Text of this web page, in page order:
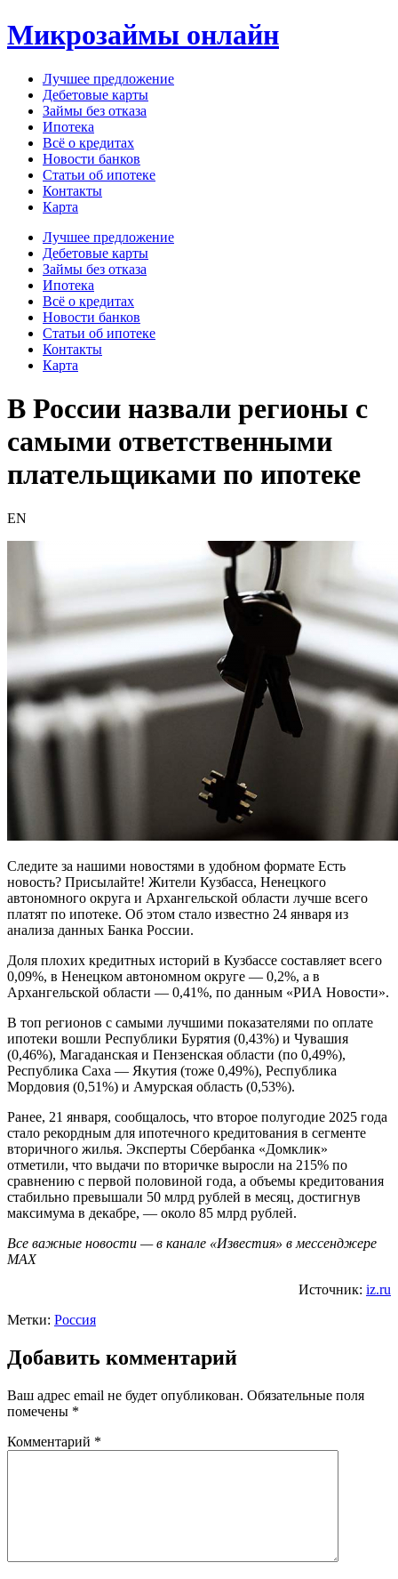
Перейти
к
Микрозаймы онлайн
Лучшее предложение
Дебетовые карты
Займы без отказа
Ипотека
Всё о кредитах
Новости банков
Статьи об ипотеке
Контакты
Карта
Меню Лучшее предложение
Дебетовые карты
Займы без отказа
Ипотека
Всё о кредитах
Новости банков
Статьи об ипотеке
Контакты
Карта
В России назвали регионы с
самыми ответственными
плательщиками по ипотеке
EN
Следите за нашими новостями в удобном формате Есть
новость? Присылайте! Жители Кузбасса, Ненецкого
автономного округа и Архангельской области лучше всего
платят по ипотеке. Об этом стало известно 24 января из
анализа данных Банка России.
Доля плохих кредитных историй в Кузбассе составляет всего
0,09%, в Ненецком автономном округе — 0,2%, а в
Архангельской области — 0,41%, по данным «РИА Новости».
В топ регионов с самыми лучшими показателями по оплате
ипотеки вошли Республики Бурятия (0,43%) и Чувашия
(0,46%), Магаданская и Пензенская области (по 0,49%),
Республика Саха — Якутия (тоже 0,49%), Республика
Мордовия (0,51%) и Амурская область (0,53%).
Ранее, 21 января, сообщалось, что второе полугодие 2025 года
стало рекордным для ипотечного кредитования в сегменте
вторичного жилья. Эксперты Сбербанка «Домклик»
отметили, что выдачи по вторичке выросли на 215% по
сравнению с первой половиной года, а объемы кредитования
стабильно превышали 50 млрд рублей в месяц, достигнув
максимума в декабре, — около 85 млрд рублей.
Все важные новости — в канале «Известия» в мессенджере
МАХ
Источник: iz.ru
Метки: Россия
Добавить комментарий
Ваш адрес email не будет опубликован. Обязательные поля
помечены *
Комментарий *